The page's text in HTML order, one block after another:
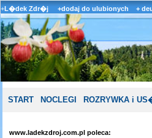
+L�dek Zdr�j +dodaj do ulubionych +
START NOCLEGI ROZRYWKA i
www.ladekzdroj.com.pl poleca: